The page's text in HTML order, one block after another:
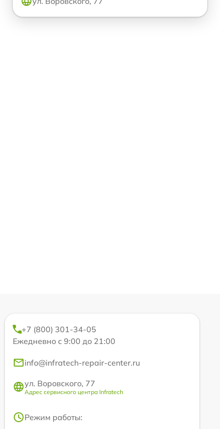
+7 (800) 301-34-05
Ежедневно с 9:00 до 21:00
info@infratech-repair-center.ru
ул. Воровского, 77
Адрес сервисного центра Infratech
Режим работы: